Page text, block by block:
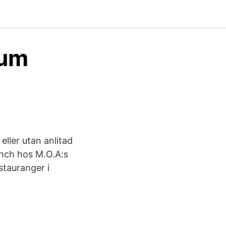
utan anlitad
hos M.O.A:s
i